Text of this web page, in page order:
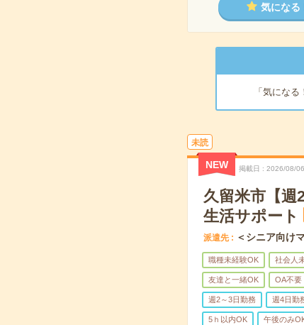
気になる
「気にな
未読
NEW 掲載日 2026/08/06
久留米市【
生活サポート
派遣先 ＜シニア向け
職種未経験OK 社会人
友達と一緒OK OA不要
週2～3日勤務 週4日勤
5ｈ以内OK 午後のみ